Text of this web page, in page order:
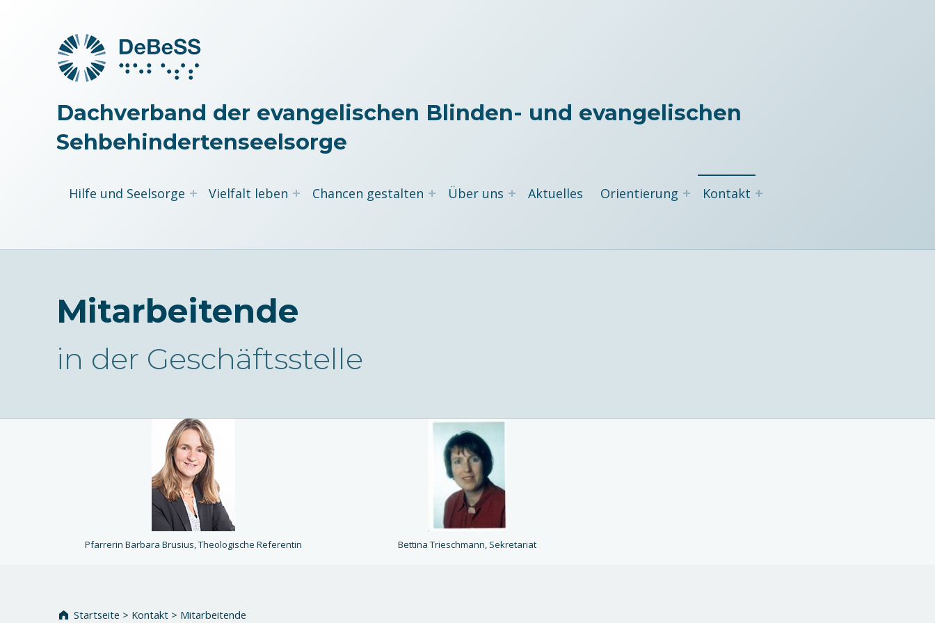
Dachverband der evangelischen Blinden- und evangelischen
Sehbehindertenseelsorge
Hilfe und Seelsorge Vielfalt leben Chancen gestalten Über uns Aktuelles Orientierung Kontakt
Mitarbeitende
in der Geschäftsstelle
Pfarrerin Barbara Brusius, Theologische Referentin Bettina Trieschmann, Sekretariat
Startseite > Kontakt> Mitarbeitende